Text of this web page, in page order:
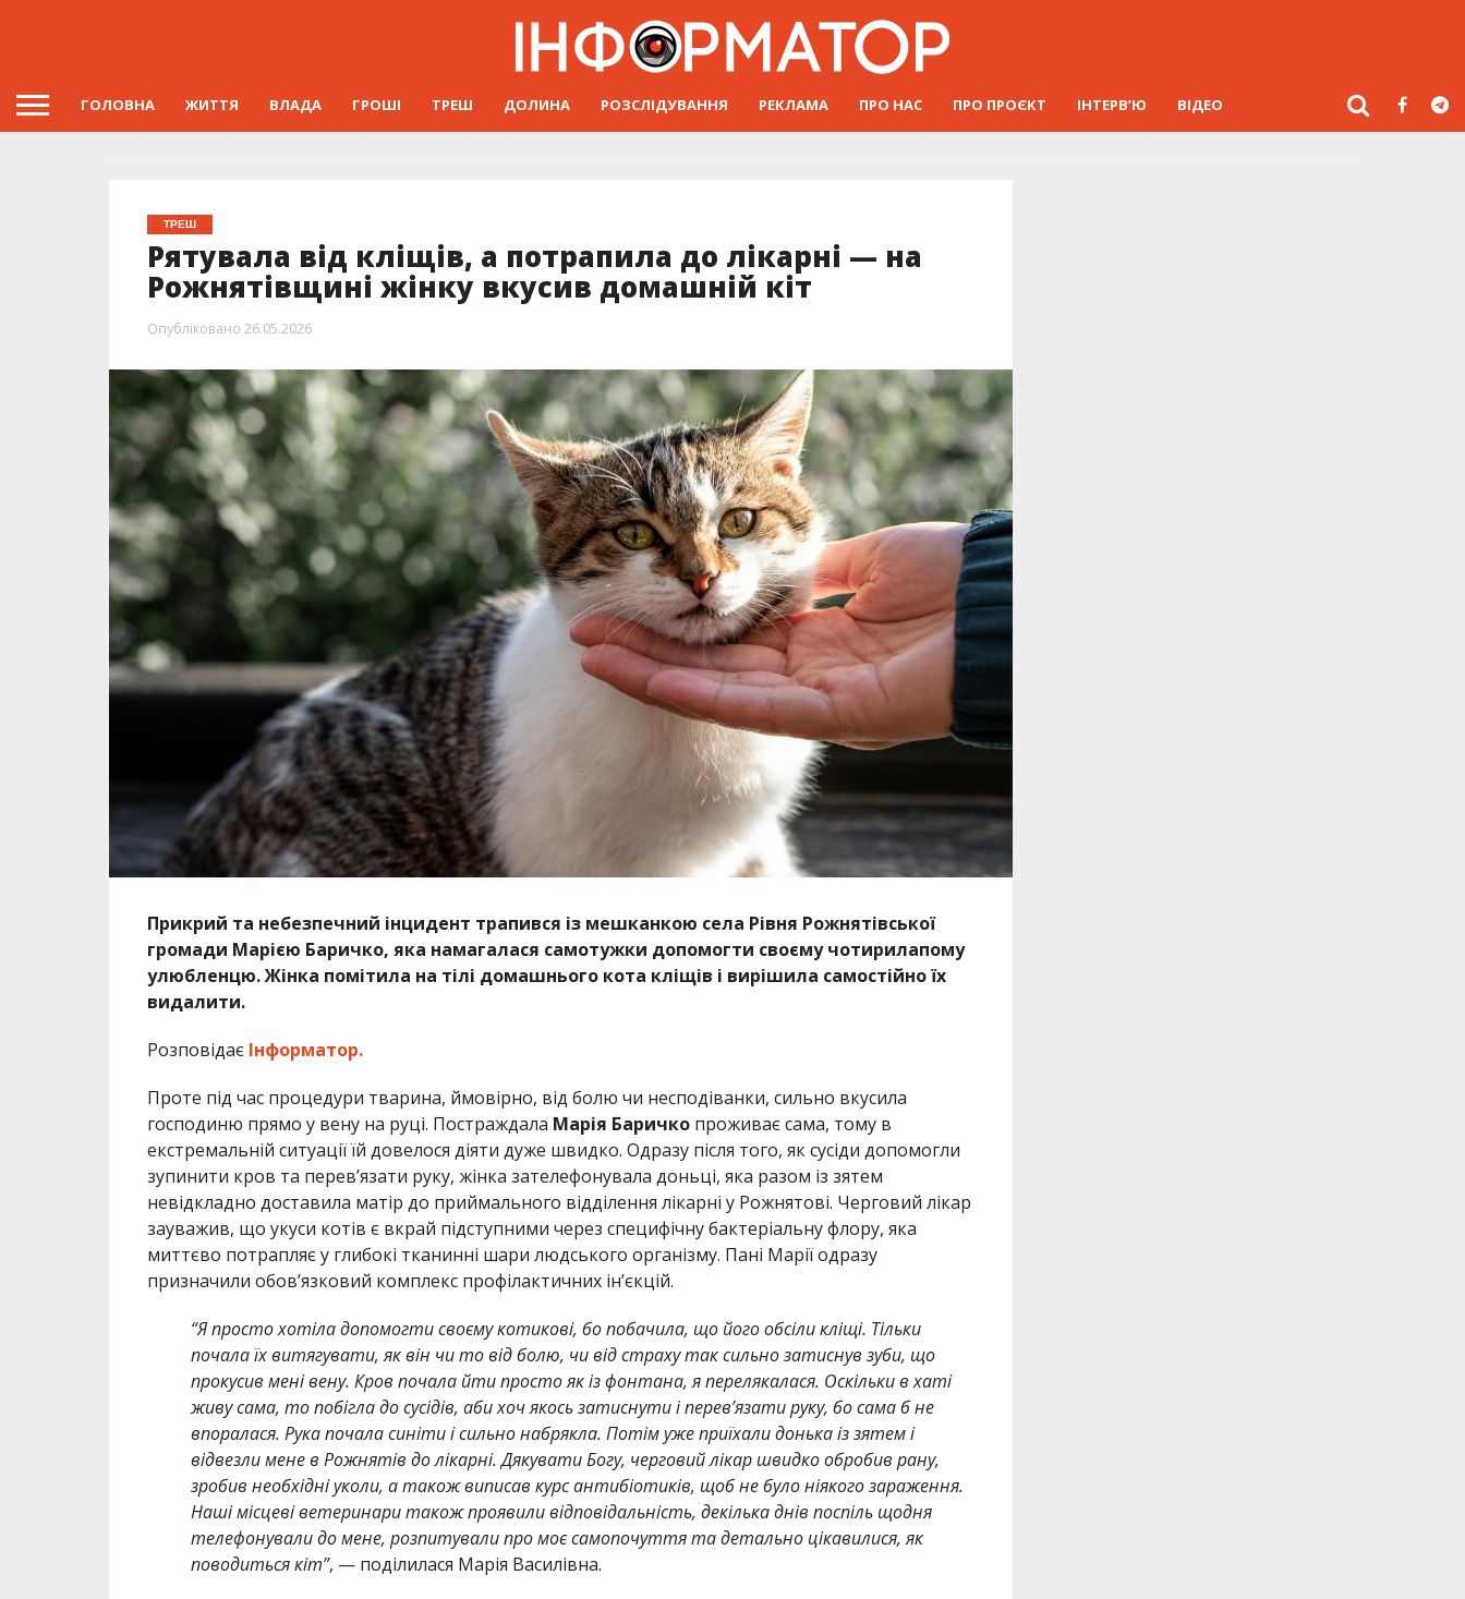
ГОЛОВНА ЖИТТЯ ВЛАДА ГРОШІ ТРЕШ ДОЛИНА РОЗСЛІДУВАННЯ РЕКЛАМА ПРО НАС ПРО ПРОЄКТ ІНТЕРВ’Ю ВІДЕО
ТРЕШ
Рятувала від кліщів, а потрапила до лікарні — на
Рожнятівщині жінку вкусив домашній кіт
Опубліковано 26.05.2026
Прикрий та небезпечний інцидент трапився із мешканкою села Рівня Рожнятівської
громади Марією Баричко, яка намагалася самотужки допомогти своєму чотирилапому
улюбленцю. Жінка помітила на тілі домашнього кота кліщів і вирішила самостійно їх
видалити.
РозповідаєІнформатор.
Проте під час процедури тварина, ймовірно, від болю чи несподіванки, сильно вкусила
господиню прямо у вену на руці. Постраждала Марія Баричкопроживає сама, тому в
екстремальній ситуації їй довелося діяти дуже швидко. Одразу після того, як сусіди допомогли
зупинити кров та перев’язати руку, жінка зателефонувала доньці, яка разом із зятем
невідкладно доставила матір до приймального відділення лікарні у Рожнятові. Черговий лікар
зауважив, що укуси котів є вкрай підступними через специфічну бактеріальну флору, яка
миттєво потрапляє у глибокі тканинні шари людського організму. Пані Марії одразу
призначили обов’язковий комплекс профілактичних ін’єкцій.
“Я просто хотіла допомогти своєму котикові, бо побачила, що його обсіли кліщі. Тільки
почала їх витягувати, як він чи то від болю, чи від страху так сильно затиснув зуби, що
прокусив мені вену. Кров почала йти просто як із фонтана, я перелякалася. Оскільки в хаті
живу сама, то побігла до сусідів, аби хоч якось затиснути і перев’язати руку, бо сама б не
впоралася. Рука почала синіти і сильно набрякла. Потім уже приїхали донька із зятем і
відвезли мене в Рожнятів до лікарні. Дякувати Богу, черговий лікар швидко обробив рану,
зробив необхідні уколи, а також виписав курс антибіотиків, щоб не було ніякого зараження.
Наші місцеві ветеринари також проявили відповідальність, декілька днів поспіль щодня
телефонували до мене, розпитували про моє самопочуття та детально цікавилися, як
поводиться кіт”, — поділилася Марія Василівна.